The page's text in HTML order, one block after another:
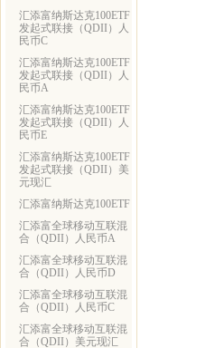
汇添富纳斯达克100ETF
发起式联接（QDII）人
民币C
汇添富纳斯达克100ETF
发起式联接（QDII）人
民币A
汇添富纳斯达克100ETF
发起式联接（QDII）人
民币E
汇添富纳斯达克100ETF
发起式联接（QDII）美
元现汇
汇添富纳斯达克100ETF
汇添富全球移动互联混
合（QDII）人民币A
汇添富全球移动互联混
合（QDII）人民币D
汇添富全球移动互联混
合（QDII）人民币C
汇添富全球移动互联混
合（QDII）美元现汇